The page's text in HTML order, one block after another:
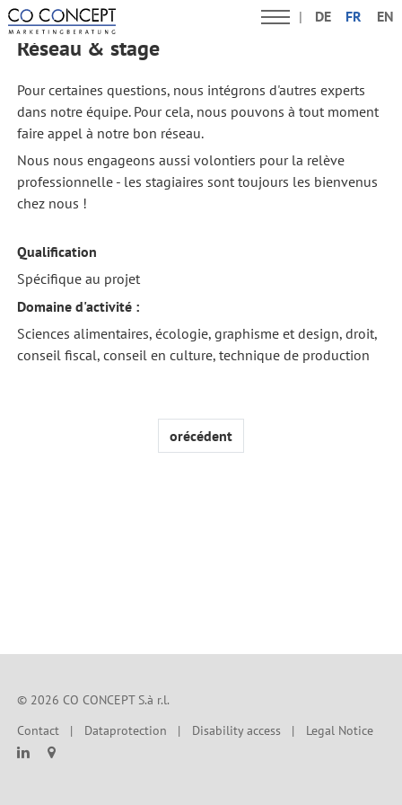
DE FR EN
Réseau & stage
Pour certaines questions, nous intégrons d'autres experts
dans notre équipe. Pour cela, nous pouvons à tout moment
faire appel à notre bon réseau.
Nous nous engageons aussi volontiers pour la relève
professionnelle - les stagiaires sont toujours les bienvenus
chez nous !
Qualification
Spécifique au projet
Domaine d'activité :
Sciences alimentaires, écologie, graphisme et design, droit,
conseil fiscal, conseil en culture, technique de production
orécédent
© 2026 CO CONCEPT S.à r.l.
Contact
Dataprotection Disability access Legal Notice
 